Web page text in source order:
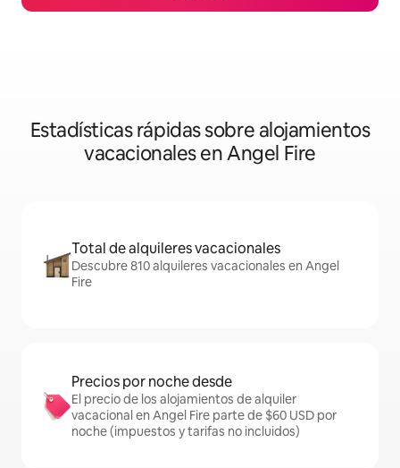
Estadísticas rápidas sobre alojamientos
vacacionales en Angel Fire
Total de alquileres vacacionales
Descubre 810 alquileres vacacionales en Angel
Fire
Precios por noche desde
El precio de los alojamientos de alquiler
vacacional en Angel Fire parte de $60 USD por
noche (impuestos y tarifas no incluidos)